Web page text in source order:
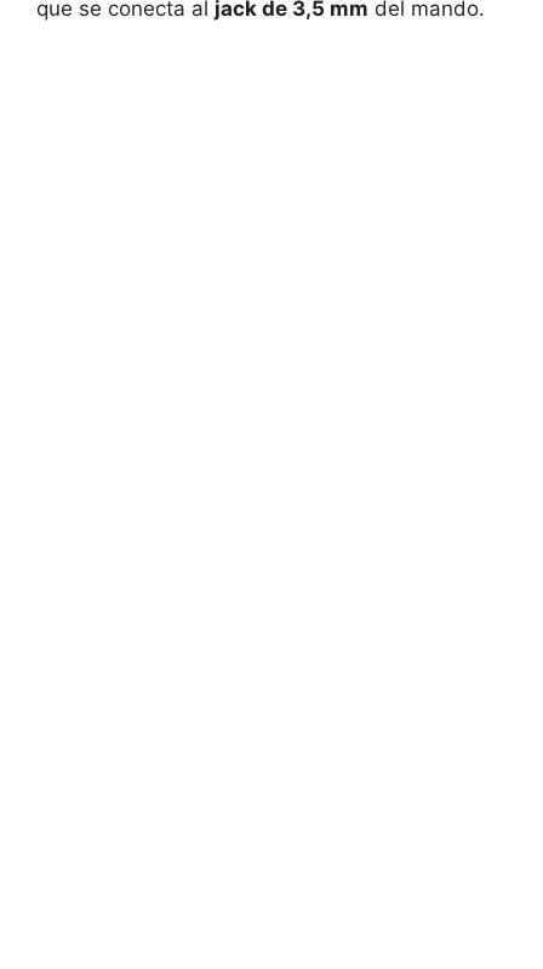
que se conecta al jack de 3,5 mm del mando.